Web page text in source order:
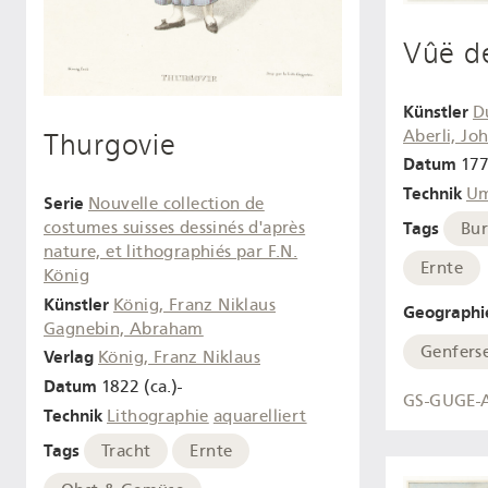
Thurgovie
Serie Nouvelle collection de
costumes suisses dessinés d'après
nature, et lithographiés par F.N.
König
Künstler König, Franz Niklaus
Gagnebin, Abraham
Verlag König, Franz Niklaus
Datum 1822 (ca.)-
Technik Lithographie aquarelliert
Tags Tracht
Ernte
Vûë
Künstler
Aberli,
Datum
Technik
Tags
Ernte
GS-GUGE-